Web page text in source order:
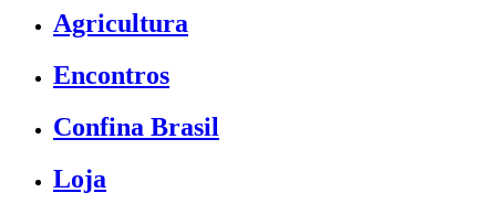
Agricultura
Encontros
Confina Brasil
Loja